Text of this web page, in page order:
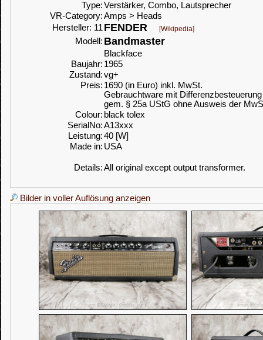
Type:Verstärker, Combo, Lautsprecher
VR-Category:Amps > Heads
Hersteller: 11 FENDER [Wikipedia]
Modell: Bandmaster
Blackface
Baujahr: 1965
Zustand:vg+
Preis: 1690 (in Euro) inkl. MwSt.
Gebrauchtware mit Differenzbesteuerung
gem. § 25a UStG ohne Ausweis der
Colour: black tolex
SerialNo:A13xxx
Leistung:40 [W]
Made in: USA
Details:All original except output transformer.
Bilder in voller Auflösung anzeigen